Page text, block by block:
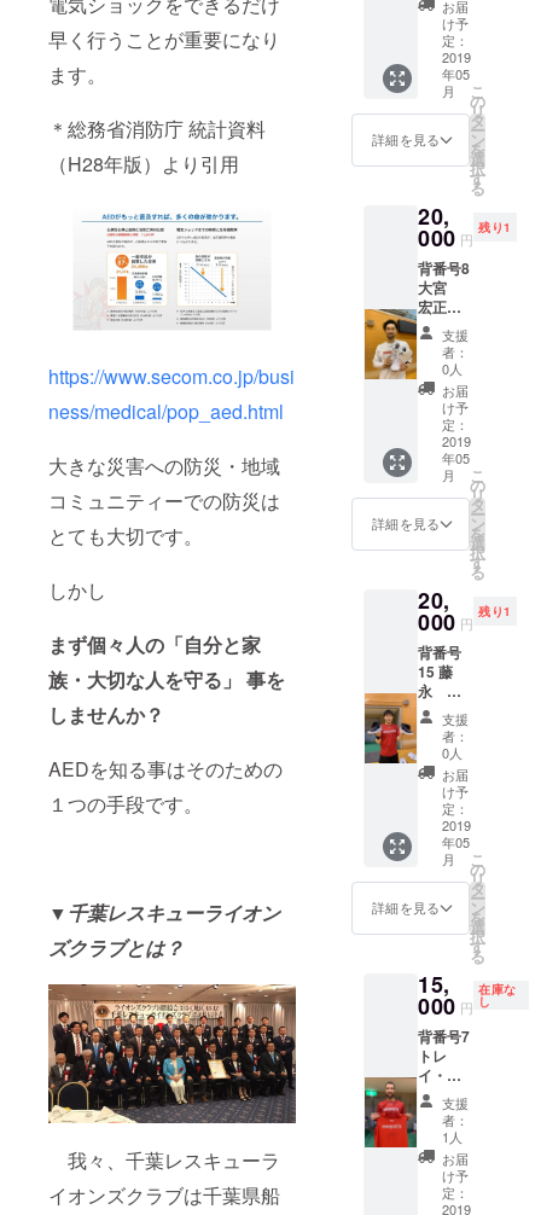
早く行うことが重要になり
ます。
＊総務省消防庁 統計資料
（H28年版）より引用
https://www.secom.co.jp/busi
ness/medical/pop_aed.html
大きな災害への防災・地域
コミュニティーでの防災は
とても大切です。
しかし
まず個々人の「自分と家
族・大切な人を守る」 事を
しませんか？
AEDを知る事はそのための
１つの手段です。
▼千葉レスキューライオン
ズクラブとは？
我々、千葉レスキューラ
イオンズクラブは千葉県船
お届
け予
定：
2019
年05
月
詳細を見る
こ
の
リ
タ
ー
ン
を
選
択
す
る
20,
000 円
残り1
背番号8
大宮
宏正
選手 バ
スケッ
シュー
支援
者：
0人
お届
け予
定：
2019
年05
月
詳細を見る
こ
の
リ
タ
ー
ン
を
選
択
す
る
20,
000 円
残り1
背番号
15 藤
永 佳
昭 選
手 バス
ケット
シュー
支援
者：
0人
お届
け予
定：
2019
年05
月
詳細を見る
こ
の
リ
タ
ー
ン
を
選
択
す
る
15,
000 円
在庫な
し
背番号7
トレ
イ・
ジョー
ンズ
選手 ラ
ンニン
グシャ
ツ（2Ｘ
Ｌサイ
支援
者：
1人
お届
け予
定：
2019